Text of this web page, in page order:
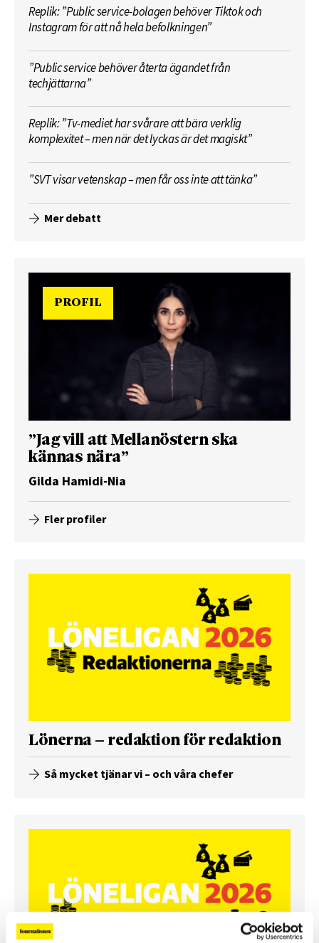
Replik: ”Public service-bolagen behöver Tiktok och
Instagram för att nå hela befolkningen”
”Public service behöver återta ägandet från
techjättarna”
Replik: ”Tv-mediet har svårare att bära verklig
komplexitet – men när det lyckas är det magiskt”
”SVT visar vetenskap – men får oss inte att tänka”
Mer debatt
PROFIL
”Jag vill att Mellanöstern ska
kännas nära”
Gilda Hamidi-Nia
Fler profiler
Lönerna – redaktion för redaktion
Så mycket tjänar vi – och våra chefer